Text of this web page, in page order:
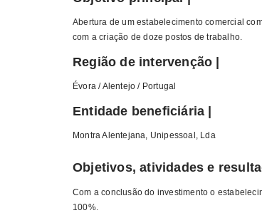
Abertura de um estabelecimento comercial
com a criação de doze postos de trabalho.
Região de intervenção |
Évora / Alentejo / Portugal
Entidade beneficiária |
Montra Alentejana, Unipessoal, Lda
Objetivos, atividades e
Com a conclusão do investimento o
100%.